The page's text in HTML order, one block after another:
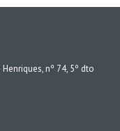
nº 74, 5º dto